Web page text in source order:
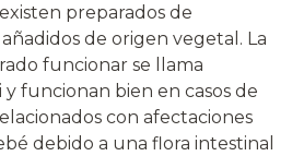
preparados de
de origen vegetal. La
funcionar se llama
funcionan bien en casos de
con afectaciones
debido a una flora intestinal